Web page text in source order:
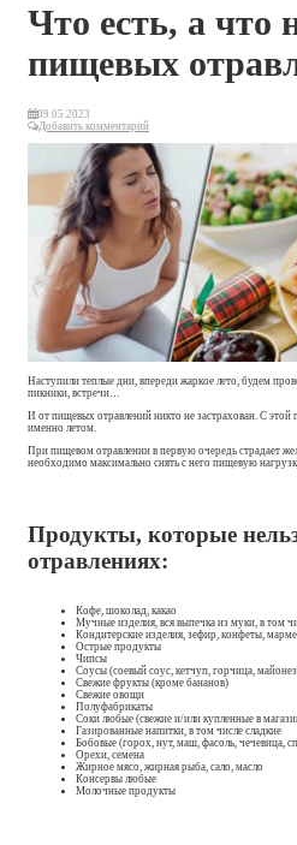
Что есть, а что
пищевых
09.05.2023
Добавить комментарий
Наступили теплые дни, впереди жаркое лето, будем
пикники, встречи…
И от пищевых отравлений никто не застрахован. С этой
именно летом.
При пищевом отравлении в первую очередь страдает
необходимо максимально снять с него пищевую
Продукты, которые
отравлениях:
Кофе, шоколад, какао
Мучные изделия, вся выпечка из муки, в том
Кондитерские изделия, зефир, конфеты,
Острые продукты
Чипсы
Соусы (соевый соус, кетчуп, горчица,
Свежие фрукты (кроме бананов)
Свежие овощи
Полуфабрикаты
Соки любые (свежие и/или купленные в
Газированные напитки, в том числе сладкие
Бобовые (горох, нут, маш, фасоль, чечевица,
Орехи, семена
Жирное мясо, жирная рыба, сало, масло
Консервы любые
Молочные продукты